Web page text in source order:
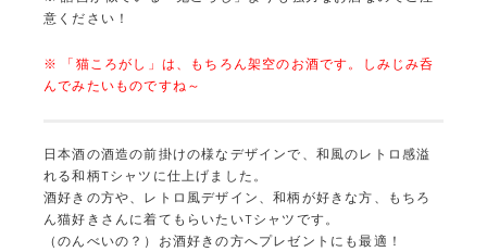
意ください！
※ 「猫ころがし」は、もちろん架空のお酒です。しみじみ呑
んでみたいものですね～
日本酒の酒造の前掛けの様なデザインで、和風のレトロ感溢
れる和柄Tシャツに仕上げました。
酒好きの方や、レトロ風デザイン、和柄が好きな方、もちろ
ん猫好きさんに着てもらいたいTシャツです。
（のんべいの？）お酒好きの方へプレゼントにも最適！